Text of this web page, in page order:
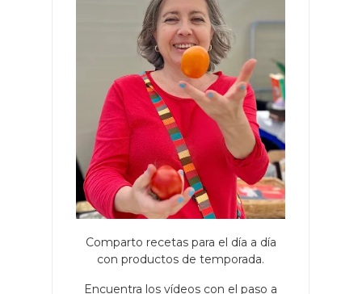
Comparto recetas para el día a día
con productos de temporada.
Encuentra los vídeos con el paso a